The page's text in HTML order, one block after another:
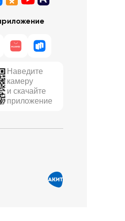
Наведите
камеру
и скачайте
приложение